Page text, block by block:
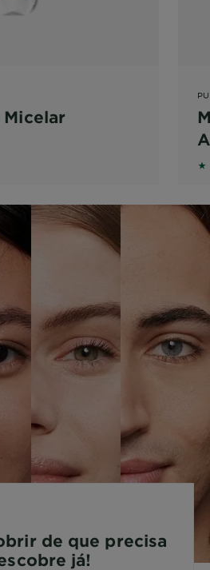
5
de que precisa
já!